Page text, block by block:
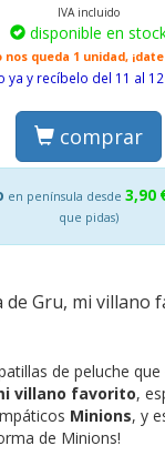
IVA incluido
disponible en
nos queda 1 unidad,
ya y recíbelo del 11 al
comprar
en península desde 3,90
que pidas)
de Gru, mi villano
de peluche
villano favorito,
Minions, y
de Minions!